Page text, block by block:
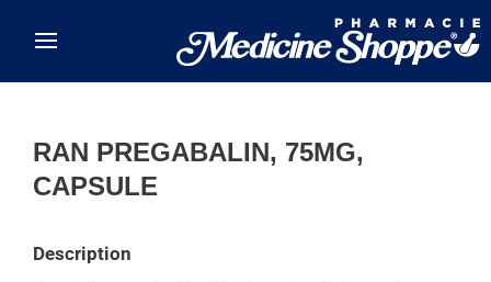
RAN PREGABALIN, 75MG,
CAPSULE
Description